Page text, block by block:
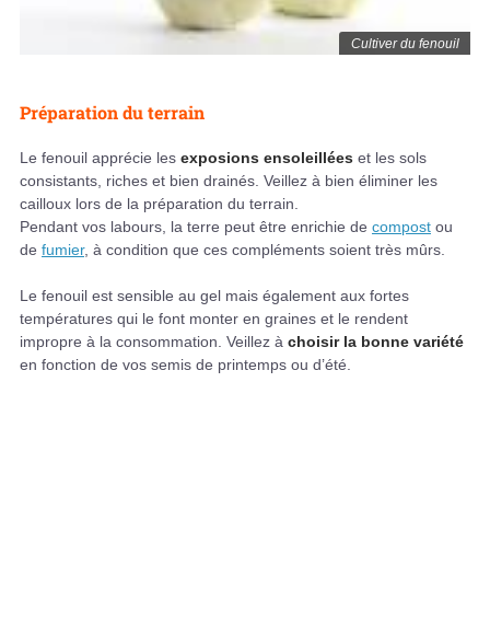
Cultiver du fenouil
Préparation du terrain
Le fenouil apprécie les exposions ensoleillées et les sols
consistants, riches et bien drainés. Veillez à bien éliminer les
cailloux lors de la préparation du terrain.
Pendant vos labours, la terre peut être enrichie de compost ou
de fumier, à condition que ces compléments soient très mûrs.
Le fenouil est sensible au gel mais également aux fortes
températures qui le font monter en graines et le rendent
impropre à la consommation. Veillez à choisir la bonne variété
en fonction de vos semis de printemps ou d’été.